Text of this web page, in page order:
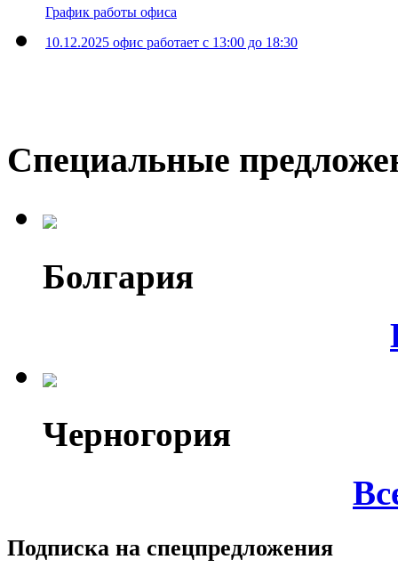
График работы офиса
10.12.2025 офис работает с 13:00 до 18:30
Специальные
Болгария
Черногория
Подписка на спецпредложения